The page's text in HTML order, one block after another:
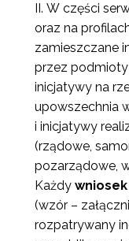
W części
oraz na
zamieszczane
przez
inicjatywy na
upowszechnia
i inicjatywy
(rządowe,
pozarządowe,
Każdy
(wzór –
rozpatrywany